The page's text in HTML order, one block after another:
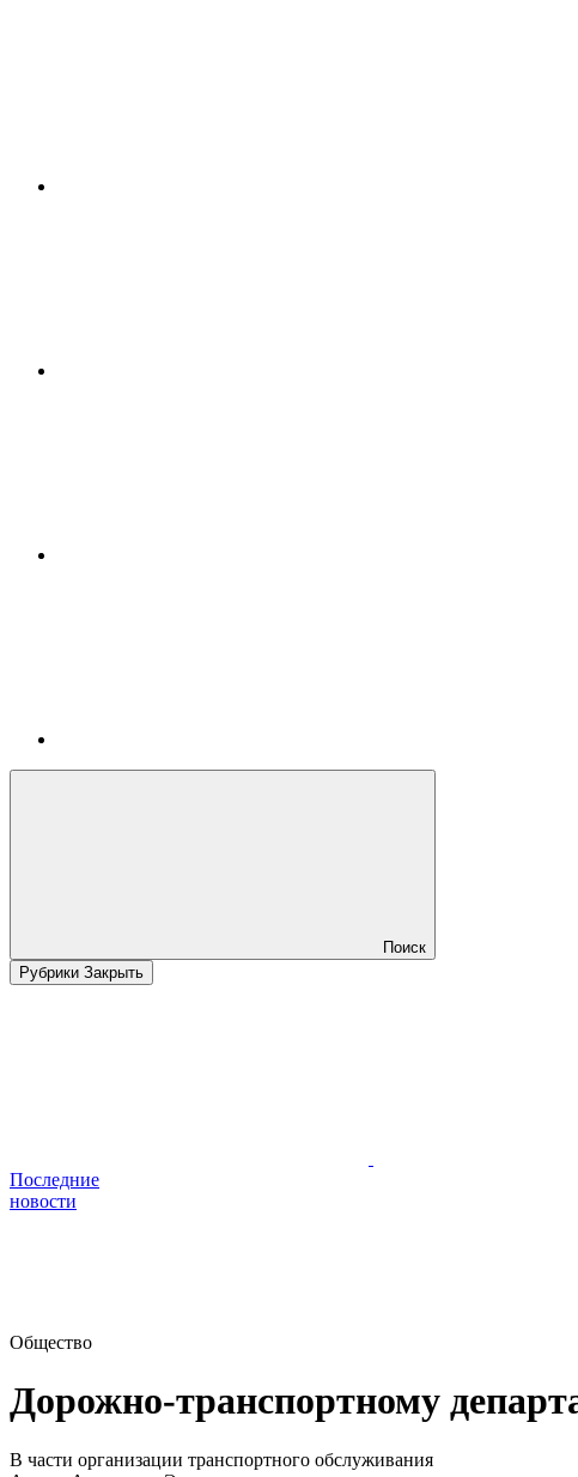
Поиск
Рубрики Закрыть
Последние
новости
Общество
Дорожно-транспортному
В части организации транспортного обслуживания